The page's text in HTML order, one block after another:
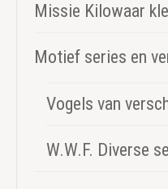
Missie Kilowaar
Motief series en
Vogels van
W.W.F. Diverse